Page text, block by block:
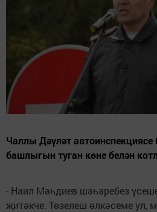
Чаллы Дәүләт
башлыгын туган көне белән
- Наил Мәһдиев шәһәребез
җитәкче. Төзелеш өлкәсеме ул,